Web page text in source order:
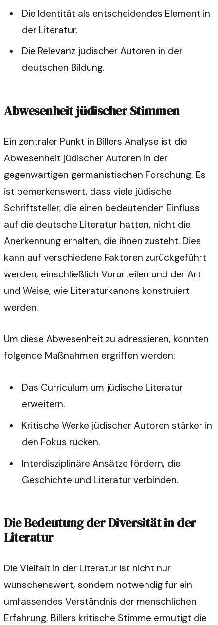
Die Identität als entscheidendes Element in
der Literatur.
Die Relevanz jüdischer Autoren in der
deutschen Bildung.
Abwesenheit jüdischer Stimmen
Ein zentraler Punkt in Billers Analyse ist die
Abwesenheit jüdischer Autoren in der
gegenwärtigen germanistischen Forschung. Es
ist bemerkenswert, dass viele jüdische
Schriftsteller, die einen bedeutenden Einfluss
auf die deutsche Literatur hatten, nicht die
Anerkennung erhalten, die ihnen zusteht. Dies
kann auf verschiedene Faktoren zurückgeführt
werden, einschließlich Vorurteilen und der Art
und Weise, wie Literaturkanons konstruiert
werden.
Um diese Abwesenheit zu adressieren, könnten
folgende Maßnahmen ergriffen werden:
Das Curriculum um jüdische Literatur
erweitern.
Kritische Werke jüdischer Autoren stärker in
den Fokus rücken.
Interdisziplinäre Ansätze fördern, die
Geschichte und Literatur verbinden.
Die Bedeutung der Diversität in der
Literatur
Die Vielfalt in der Literatur ist nicht nur
wünschenswert, sondern notwendig für ein
umfassendes Verständnis der menschlichen
Erfahrung. Billers kritische Stimme ermutigt die